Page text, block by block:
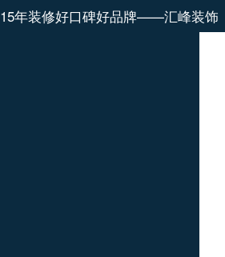
15年装修好口碑好品牌——汇峰装饰